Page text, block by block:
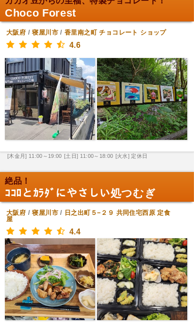
Choco Forest
大阪府 /寝屋川市/香里南之町 チョコレート ショップ
4.6
[木金月] 11:00～19:00 [土日] 11:00～18:00 [火水] 定休日
絶品！
ｺｺﾛとｶﾗﾀﾞにやさしい処つむぎ
大阪府 /寝屋川市/ 日之出町５−２９ 共同住宅西原 定食
屋
4.4